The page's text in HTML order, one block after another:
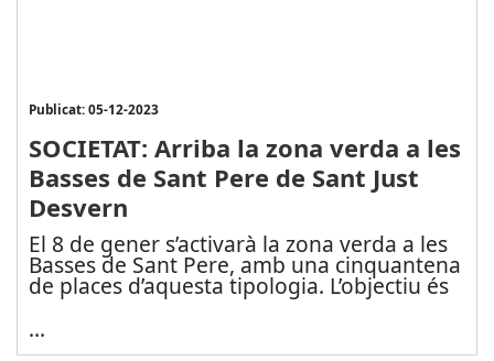
Publicat: 05-12-2023
SOCIETAT: Arriba la zona verda a les
Basses de Sant Pere de Sant Just
Desvern
El 8 de gener s’activarà la zona verda a les
Basses de Sant Pere, amb una cinquantena
de places d’aquesta tipologia. L’objectiu és
...